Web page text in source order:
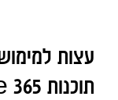
עצות
תוכנות Office 365